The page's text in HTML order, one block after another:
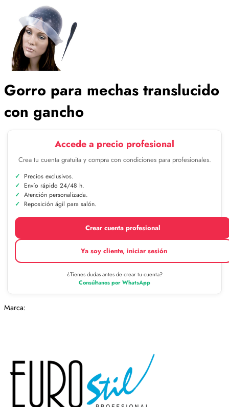
Gorro para mechas translucido
con gancho
Accede a precio profesional
Crea tu cuenta gratuita y compra con condiciones para profesionales.
Precios exclusivos.
Envío rápido 24/48 h.
Atención personalizada.
Reposición ágil para salón.
Crear cuenta profesional
Ya soy cliente, iniciar sesión
¿Tienes dudas antes de crear tu cuenta?
Consúltanos por WhatsApp
Marca: